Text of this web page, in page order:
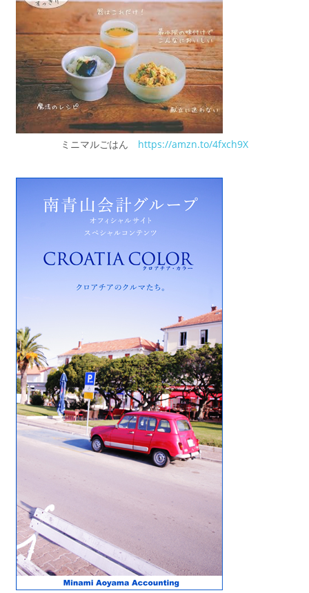
ミニマルごはん https://amzn.to/4fxch9X